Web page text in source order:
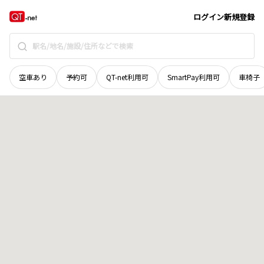
ログイン新規登録
空車あり 予約可 QT-net利用可 SmartPay利用可 車椅子
愛知県